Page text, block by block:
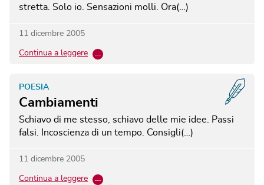
stretta. Solo io. Sensazioni molli. Ora(…)
11 dicembre 2005
Continua a leggere …
Cambiamenti
POESIA
Schiavo di me stesso, schiavo delle mie idee. Passi
falsi. Incoscienza di un tempo. Consigli(…)
11 dicembre 2005
Continua a leggere …